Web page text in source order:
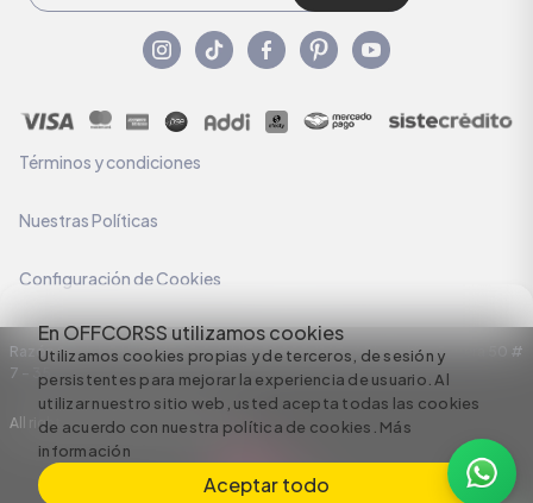
En OFFCORSS utilizamos cookies
Utilizamos cookies propias y de terceros, de sesión y
persistentes para mejorar la experiencia de usuario. Al
utilizar nuestro sitio web, usted acepta todas las cookies
de acuerdo con nuestra política de cookies. Más
información
Aceptar todo
Términos y condiciones
Nuestras Políticas
Configuración de Cookies
Razón Social: C.I HERMECO S.A. NIT: 890924167-6 Dirección: Carrera 50 #
7 – 35
All rights reserved empowered by